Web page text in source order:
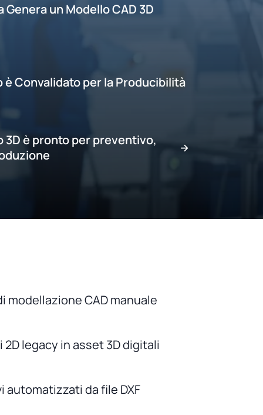
Genera un Modello CAD 3D
è Convalidato per la Producibilità
3D è pronto per preventivo,
→
modellazione CAD manuale
legacy in asset 3D digitali
automatizzati da file DXF